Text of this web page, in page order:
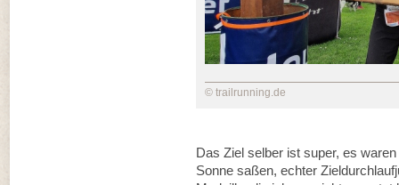
© trailrunning.de
Das Ziel selber ist super, es
Sonne saßen, echter